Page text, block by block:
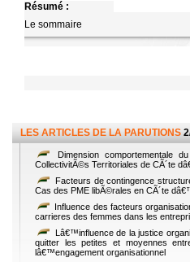
Résumé :
Le sommaire
LES ARTICLES DE LA PARUTIONS
Dimension comportementale
CollectivitÃ©s Territoriales de CÃ´te
Facteurs de contingence
Cas des PME libÃ©rales en CÃ´te
Influence des facteurs
carrieres des femmes dans les
Lâ€™influence de la justice
quitter les petites et moyennes
lâ€™engagement organisationnel